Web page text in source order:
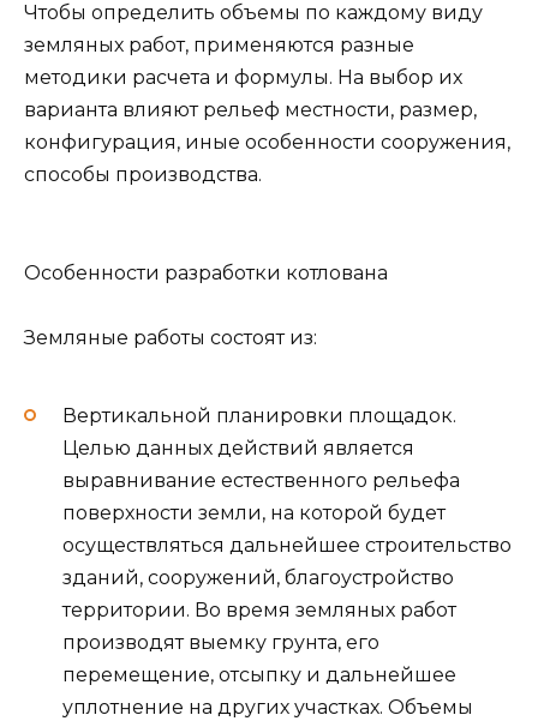
Чтобы определить объемы по каждому виду
земляных работ, применяются разные
методики расчета и формулы. На выбор их
варианта влияют рельеф местности, размер,
конфигурация, иные особенности сооружения,
способы производства.
Особенности разработки котлована
Земляные работы состоят из:
Вертикальной планировки площадок.
Целью данных действий является
выравнивание естественного рельефа
поверхности земли, на которой будет
осуществляться дальнейшее строительство
зданий, сооружений, благоустройство
территории. Во время земляных работ
производят выемку грунта, его
перемещение, отсыпку и дальнейшее
уплотнение на других участках. Объемы